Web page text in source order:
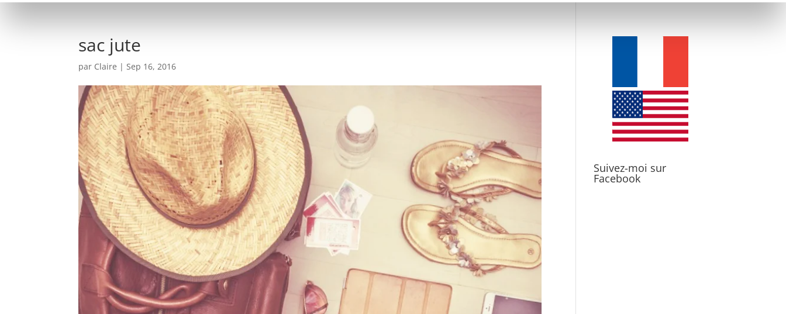
sac jute
par Claire |Sep 16, 2016
Suivez-moi sur
Facebook